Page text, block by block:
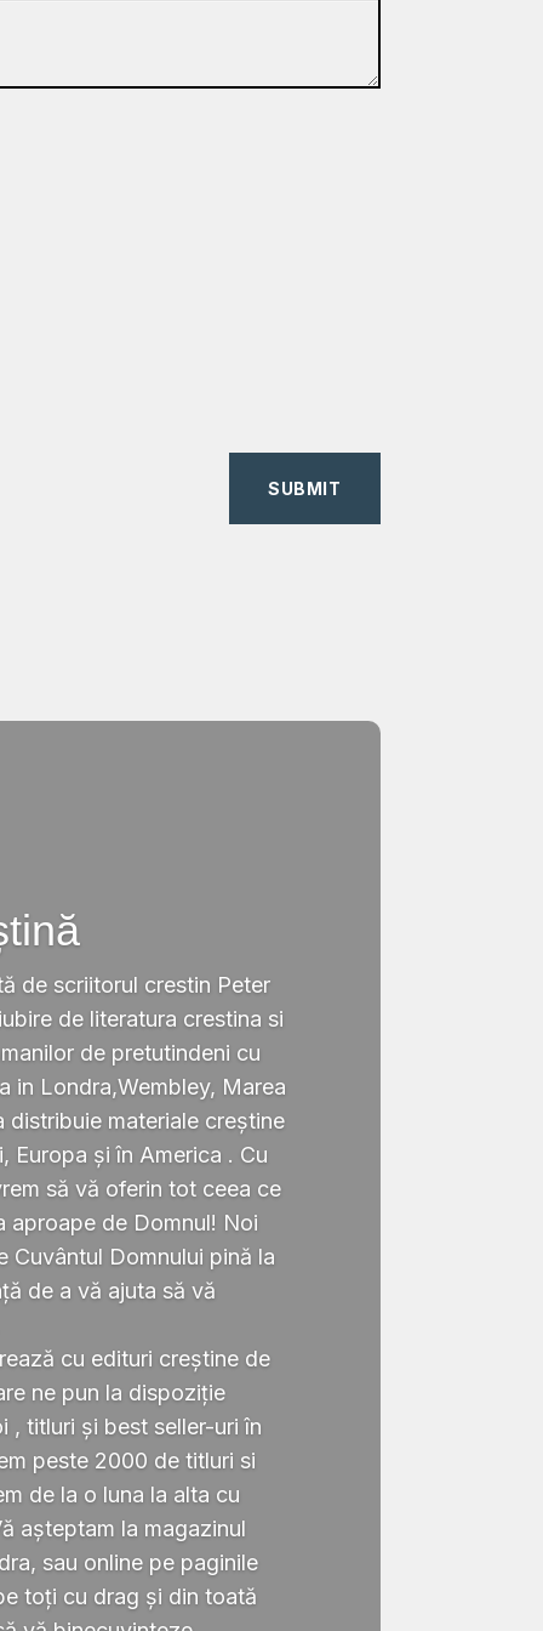
SUBMIT
de scriitorul crestin Peter
de literatura crestina si
de pretutindeni cu
in Londra,Wembley, Marea
distribuie materiale creștine
Europa și în America . Cu
să vă oferin tot ceea ce
aproape de Domnul! Noi
Cuvântul Domnului pină la
de a vă ajuta să vă
cu edituri creștine de
ne pun la dispoziție
, titluri și best seller-uri în
peste 2000 de titluri si
de la o luna la alta cu
așteptam la magazinul
sau online pe paginile
toți cu drag și din toată